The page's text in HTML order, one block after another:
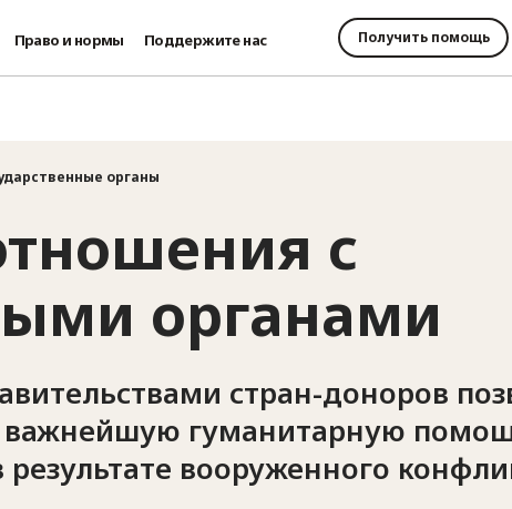
Право и нормы Поддержите нас Получить помощь
органы
с
органами
стран-доноров
важнейшую гуманитарную
вооруженного